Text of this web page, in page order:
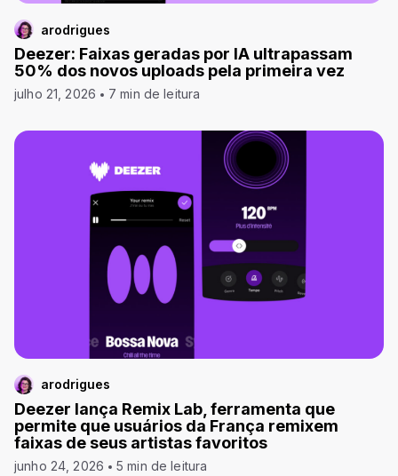
arodrigues
Deezer: Faixas geradas por IA ultrapassam
50% dos novos uploads pela primeira vez
julho 21, 2026 7 min de leitura
arodrigues
Deezer lança Remix Lab, ferramenta que
permite que usuários da França remixem
faixas de seus artistas favoritos
junho 24, 2026 5 min de leitura